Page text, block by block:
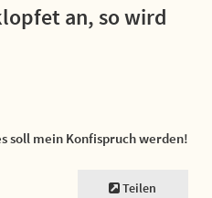
an, so wird
soll mein Konfispruch werden!
Teilen